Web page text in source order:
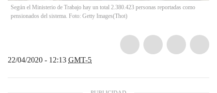
Según el Ministerio de Trabajo hay un total 2.380.423 personas reportadas como
pensionados del sistema. Foto: Getty Images(Thot)
22/04/2020 - 12:13 GMT-5